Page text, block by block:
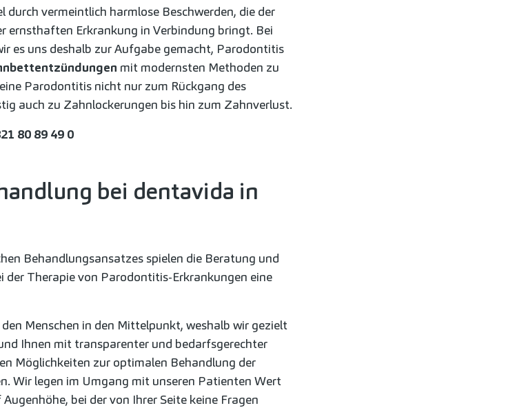
durch vermeintlich harmlose Beschwerden, die der
ernsthaften Erkrankung in Verbindung bringt. Bei
es uns deshalb zur Aufgabe gemacht, Parodontitis
mit modernsten Methoden zu
Parodontitis nicht nur zum Rückgang des
auch zu Zahnlockerungen bis hin zum Zahnverlust.
80 89 49 0
bei dentavida in
Behandlungsansatzes spielen die Beratung und
Therapie von Parodontitis-Erkrankungen eine
Menschen in den Mittelpunkt, weshalb wir gezielt
Ihnen mit transparenter und bedarfsgerechter
Möglichkeiten zur optimalen Behandlung der
Wir legen im Umgang mit unseren Patienten Wert
bei der von Ihrer Seite keine Fragen